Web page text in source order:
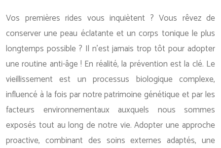
Vos premières rides vous inquiètent ? Vous rêvez de
conserver une peau éclatante et un corps tonique le plus
longtemps possible ? Il n’est jamais trop tôt pour adopter
une routine anti-âge ! En réalité, la prévention est la clé. Le
vieillissement est un processus biologique complexe,
influencé à la fois par notre patrimoine génétique et par les
facteurs environnementaux auxquels nous sommes
exposés tout au long de notre vie. Adopter une approche
proactive, combinant des soins externes adaptés, une